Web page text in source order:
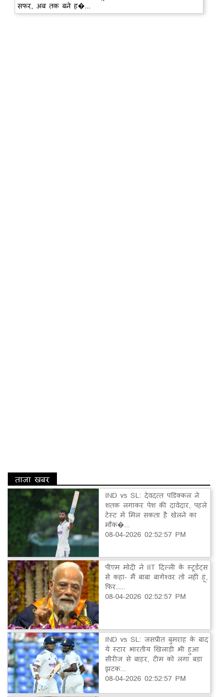
सफर, अब तक बने ह�...
ताज़ा खबर
IND vs SL: देवदत्त पडिक्कल ने
शतक लगाकर पेश की दावेदार, पहले
टेस्ट में मिल सकता है खेलने का
मौक�...
08-04-2026 02:52:57 PM
पीएम मोदी ने IIT दिल्ली के स्टूडेंट्स
से कहा- मैं बाबा बागेश्वर तो नहीं हूं,
फिर…...
08-04-2026 02:52:57 PM
IND vs SL: जसप्रीत बुमराह के बाद
ये स्टार भारतीय खिलाड़ी भी हुआ
सीरीज से बाहर, टीम को लगा बड़ा
झटक...
08-04-2026 02:52:57 PM